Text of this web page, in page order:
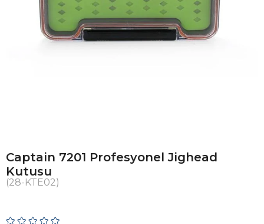
Captain 7201 Profesyonel Jighead
Kutusu
(28-KTE02)